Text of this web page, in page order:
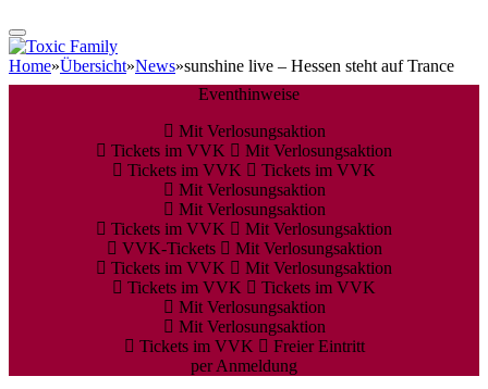
Home»Übersicht»News»sunshine live – Hessen steht auf Trance
Eventhinweise
Mit Verlosungsaktion
Tickets im VVK
Mit Verlosungsaktion
Tickets im VVK
Tickets im VVK
Mit Verlosungsaktion
Mit Verlosungsaktion
Tickets im VVK
Mit Verlosungsaktion
VVK-Tickets
Mit Verlosungsaktion
Tickets im VVK
Mit Verlosungsaktion
Tickets im VVK
Tickets im VVK
Mit Verlosungsaktion
Mit Verlosungsaktion
Tickets im VVK
Freier Eintritt
per Anmeldung